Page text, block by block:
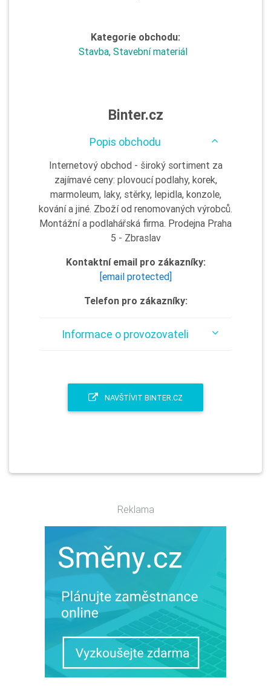
Kategorie obchodu:
Stavba, Stavební materiál
Binter.cz
Popis obchodu
Internetový obchod - široký sortiment za
zajímavé ceny: plovoucí podlahy, korek,
marmoleum, laky, stěrky, lepidla, konzole,
kování a jiné. Zboží od renomovaných výrobců.
Montážní a podlahářská firma. Prodejna Praha
5 - Zbraslav
Kontaktní email pro zákazníky:
[email protected]
Telefon pro zákazníky:
Informace o provozovateli
NAVŠTÍVIT BINTER.CZ
Reklama